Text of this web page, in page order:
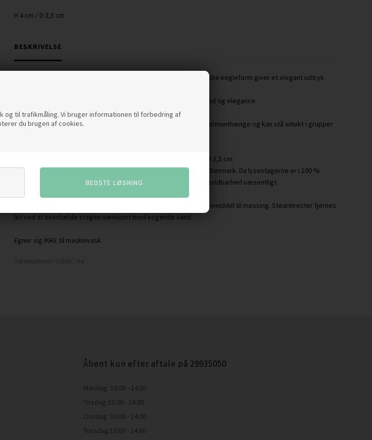
og til trafikmåling. Vi bruger informationen til forbedring af
du brugen af cookies.
H 4 cm / D 3,5 cm
BESKRIVELSE
CONIC lysestagen taler et minimalistisk formsprog og den klassiske kegleform giver et elegant udtryk.
Afstanden mellem lys og messing er en detalje der giver en lethed og elegance.
CONIC lysestagen er et tidsløst design der passer ind i mange sammenhænge og kan stå smukt i grupper
CONIC designet findes i 4 størrelser. H 7 cm 6 cm 5 cm og 4 cm / D 3,5 cm
Lysestagen er forarbejdet i 100 % ren massiv messing og lavet i Danmark. Da lysestagerne er i 100 %
messing gør det dem nemmere at rengøre og øger produktets holdbarhed væsentligt.
Rengøres normalt med kogende vand eller polere det med pudsemiddel til messing. Stearinrester fjernes
let ved at overhælde stagen nænsomt med kogende vand.
Egner sig IKKE til maskinvask.
Åbent kun efter aftale på 29935050
Mandag: 10.00 - 14.00
Tirsdag:10.00 - 14.00
Onsdag: 10.00 - 14.00
Torsdag:10.00 - 14.00